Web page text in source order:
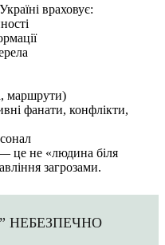
враховує:
маршрути)
фанати, конфлікти,
це не «людина біля
загрозами.
НЕБЕЗПЕЧНО